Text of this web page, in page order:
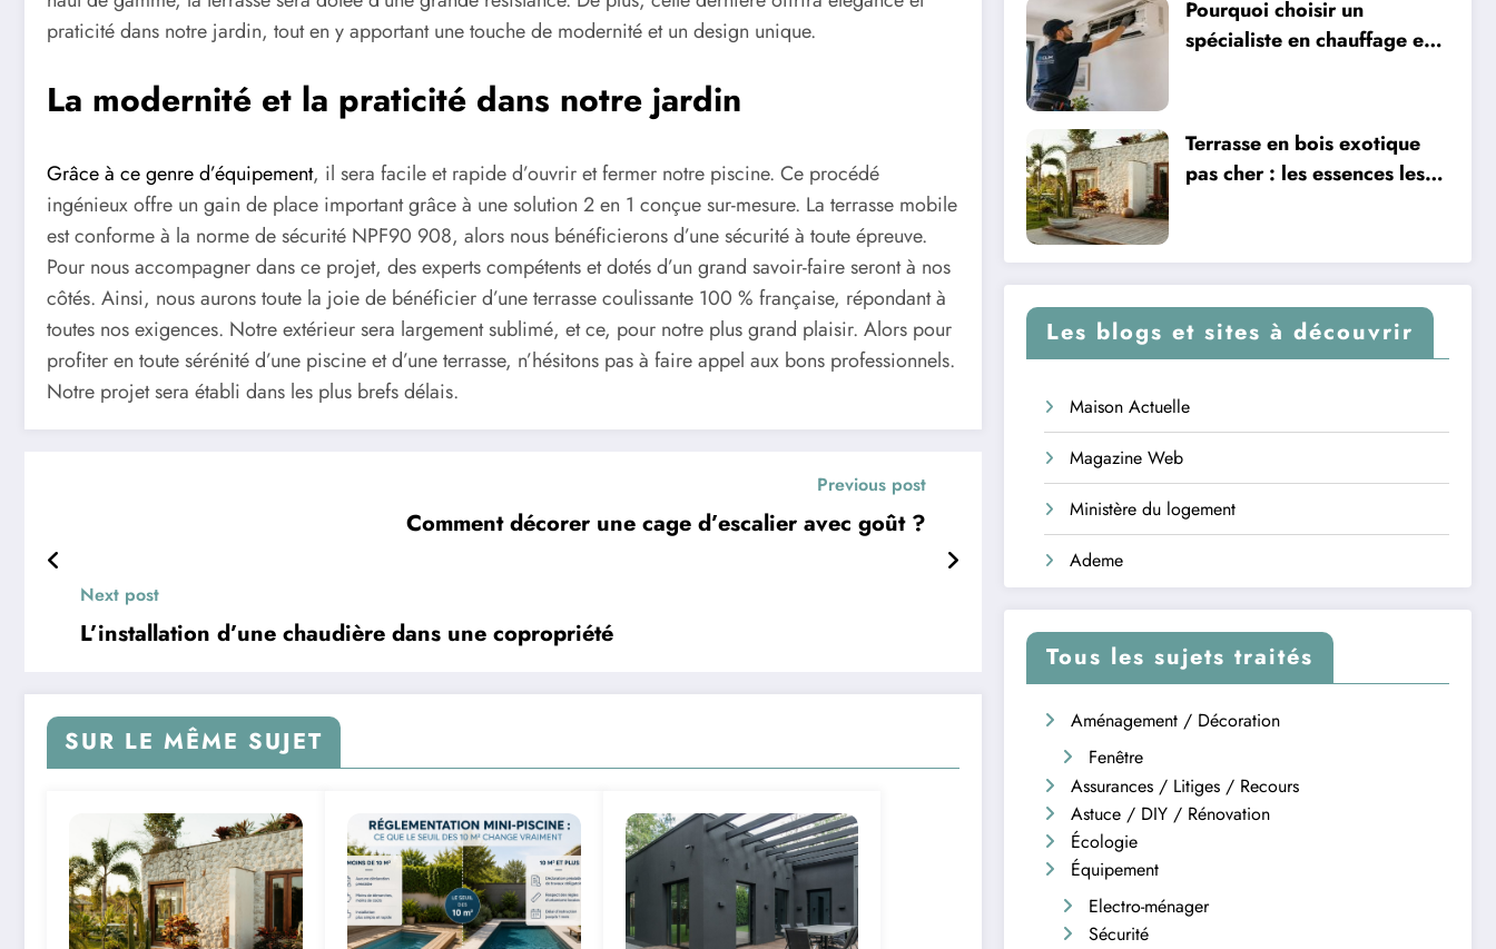
praticité dans notre jardin, tout en y apportant une touche de modernité et un design unique.
La modernité et la praticité dans notre jardin
Grâce à ce genre d’équipement, il sera facile et rapide d’ouvrir et fermer notre piscine. Ce procédé
ingénieux offre un gain de place important grâce à une solution 2 en 1 conçue sur-mesure. La terrasse mobile
est conforme à la norme de sécurité NPF90 908, alors nous bénéficierons d’une sécurité à toute épreuve.
Pour nous accompagner dans ce projet, des experts compétents et dotés d’un grand savoir-faire seront à nos
côtés. Ainsi, nous aurons toute la joie de bénéficier d’une terrasse coulissante 100 % française, répondant à
toutes nos exigences. Notre extérieur sera largement sublimé, et ce, pour notre plus grand plaisir. Alors pour
profiter en toute sérénité d’une piscine et d’une terrasse, n’hésitons pas à faire appel aux bons professionnels.
Notre projet sera établi dans les plus brefs délais.
Previous post
Comment décorer une cage d’escalier avec goût ?
Next post
L’installation d’une chaudière dans une copropriété
SUR LE MÊME SUJET
Pourquoi choisir un
spécialiste en chauffage et
Terrasse en bois exotique
pas cher : les essences les
Les blogs et sites à découvrir
Maison Actuelle
Magazine Web
Ministère du logement
Ademe
Tous les sujets traités
Aménagement / Décoration
Fenêtre
Assurances / Litiges / Recours
Astuce / DIY / Rénovation
Écologie
Équipement
Electro-ménager
Sécurité